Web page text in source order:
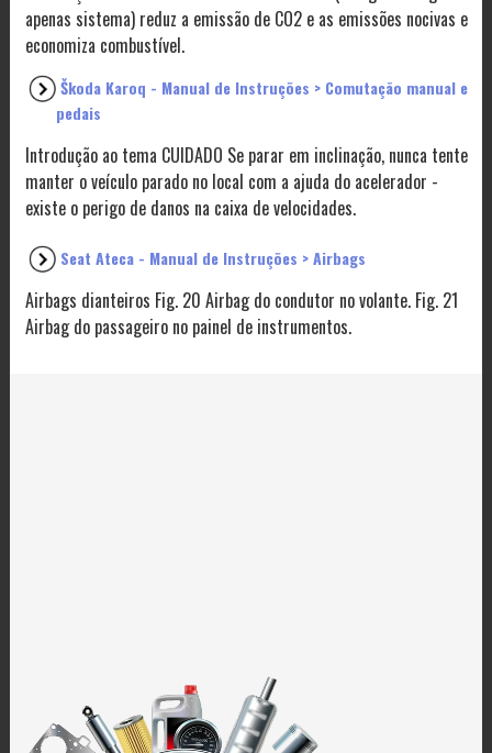
apenas sistema) reduz a emissão de CO2 e as emissões nocivas e
economiza combustível.
Škoda Karoq - Manual de Instruções > Comutação manual e
pedais
Introdução ao tema CUIDADO Se parar em inclinação, nunca tente
manter o veículo parado no local com a ajuda do acelerador -
existe o perigo de danos na caixa de velocidades.
Seat Ateca - Manual de Instruções > Airbags
Airbags dianteiros Fig. 20 Airbag do condutor no volante. Fig. 21
Airbag do passageiro no painel de instrumentos.